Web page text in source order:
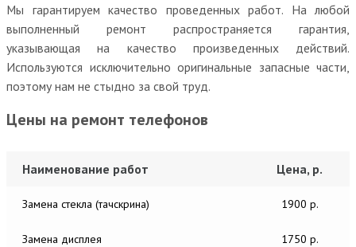
Мы гарантируем качество проведенных работ. На любой
выполненный ремонт распространяется гарантия,
указывающая на качество произведенных действий.
Используются исключительно оригинальные запасные части,
поэтому нам не стыдно за свой труд.
Цены на ремонт телефонов
Наименование работ Цена, р.
Замена стекла (тачскрина) 1900 р.
Замена дисплея 1750 р.